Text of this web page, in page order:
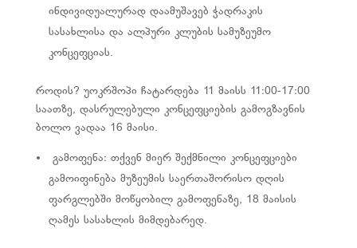
ინდივიდუალურად დაამუშავებ ჭადრაკის
სასახლისა და ალპური კლუბის სამუზეუმო
კონცეფციას.
როდის? უოკრშოპი ჩატარდება 11 მაისს 11:00-17:00
საათზე, დასრულებული კონცეფციების გამოგზავნის
ბოლო ვადაა 16 მაისი.
გამოფენა: თქვენ მიერ შექმნილი კონცეფციები
გამოიფინება მუზეუმის საერთაშორისო დღის
ფარგლებში მოწყობილ გამოფენაზე, 18 მაისის
ღამეს სასახლის მიმდებარედ.